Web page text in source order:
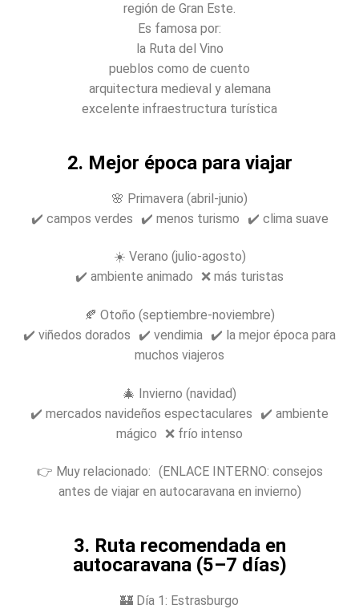
región de Gran Este.
Es famosa por:
la Ruta del Vino
pueblos como de cuento
arquitectura medieval y alemana
excelente infraestructura turística
2. Mejor época para viajar
🌸 Primavera (abril-junio)
✔️ campos verdes ✔️ menos turismo ✔️ clima suave
☀️ Verano (julio-agosto)
✔️ ambiente animado ❌ más turistas
🍂 Otoño (septiembre-noviembre)
✔️ viñedos dorados ✔️ vendimia ✔️ la mejor época para
muchos viajeros
🎄 Invierno (navidad)
✔️ mercados navideños espectaculares ✔️ ambiente
mágico ❌ frío intenso
👉 Muy relacionado: (ENLACE INTERNO: consejos
antes de viajar en autocaravana en invierno)
3. Ruta recomendada en
autocaravana (5–7 días)
🏰 Día 1: Estrasburgo